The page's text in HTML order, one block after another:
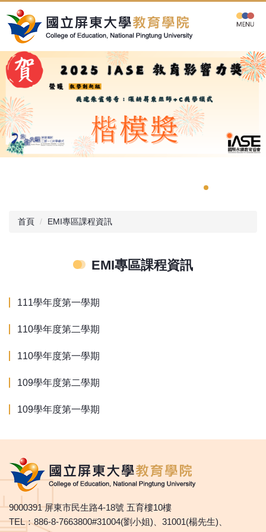
到
主
內
容
區
首頁 EMI專區課程資訊
EMI專區課程資訊
111學年度第一學期
110學年度第二學期
110學年度第一學期
109學年度第二學期
109學年度第一學期
9000391 屏東市民生路4-18號 五育樓10樓
TEL：886-8-7663800#31004(劉小姐)、31001(楊先生)、